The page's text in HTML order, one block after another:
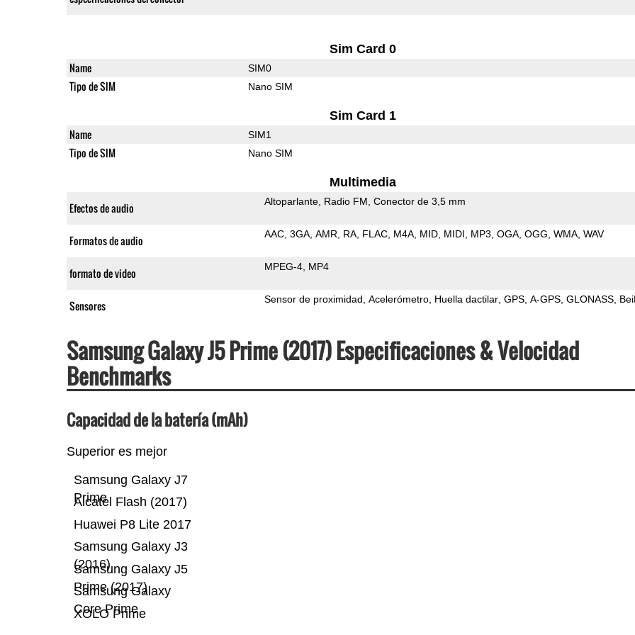
Sim Card 0
Name SIM0
Tipo de SIM Nano SIM
Sim Card 1
Name SIM1
Tipo de SIM Nano SIM
Multimedia
Efectos de audio Altoparlante Radio FM Conector de 3,5 mm
Formatos de audio AAC 3GA AMR RA FLAC M4A MID MIDI MP3 OGA OGG WMA WAV
formato de video MPEG-4 MP4
Sensores Sensor de proximidad Acelerómetro Huella dactilar GPS A-GPS GLONASS
Samsung Galaxy J5 Prime (2017) Especificaciones & Velocidad
Benchmarks
Capacidad de la batería (mAh)
Superior es mejor
XOLO Prime
Samsung Galaxy
Core Prime
Samsung Galaxy J5
Prime (2017)
Samsung Galaxy J3
(2016)
Huawei P8 Lite 2017
Alcatel Flash (2017)
Samsung Galaxy J7
Prime